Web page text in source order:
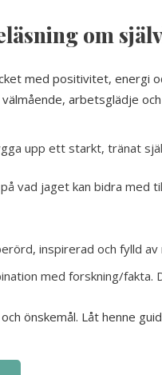
om
med positivitet, energi
arbetsglädje
upp ett starkt, tränat
vad jaget kan bidra
inspirerad och fylld
med forskning/fakta.
önskemål. Låt henne